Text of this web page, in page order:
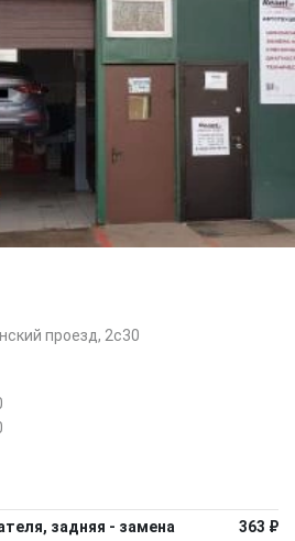
проезд, 2с30
задняя - замена 363 ₽